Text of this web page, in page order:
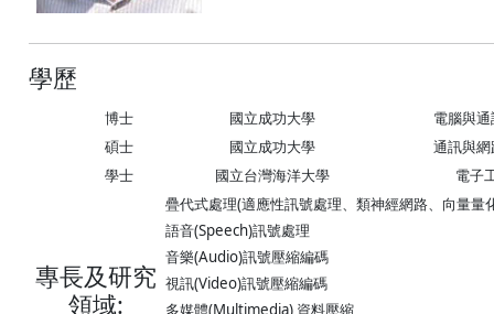
學歷
博士 國立成功大學
電腦與
碩士
國立成功大學
通訊與
學士
國立台灣海洋大學 電子
專長及研究
領域:
疊代式處理(適應性訊號處理、類神經網路、向量量
語音(Speech)訊號處理
音樂(Audio)訊號壓縮編碼
視訊(Video)訊號壓縮編碼
多媒體(Multimedia) 資料壓縮